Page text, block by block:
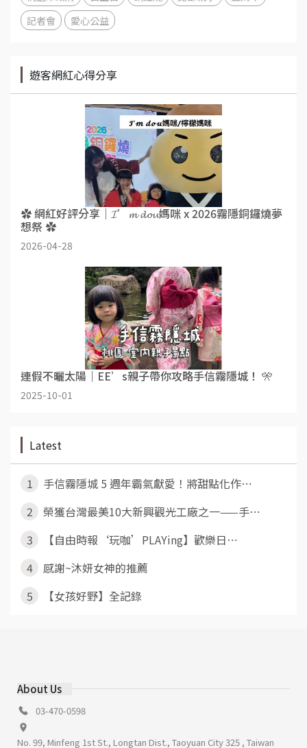
記者會
愛心公益
遊客網紅心得分享
✿ 網紅好評分享｜𝓘’𝓶 𝓭𝓸𝓾媽咪 x 2026霧隱銅鑼燒夢
想祭 ✿
2026-04-28
連假不曬太陽｜EE’s親子帶你攻略手信霧隱城！ 🎌
2025-10-01
Latest
1
手信霧隱城 5 週年霸氣獻愛！將甜點化作⋯
2
榮獲台灣最美10大新興觀光工廠之一——手⋯
3
【自由時報‘玩咖’PLAYing】歡樂日⋯
4
感謝~沐妍女神的推薦
5
【女孩好野】全記錄
About Us
03-470-0598
No. 99, Minfeng 1st St., Longtan Dist., Taoyuan City 325 , Taiwan